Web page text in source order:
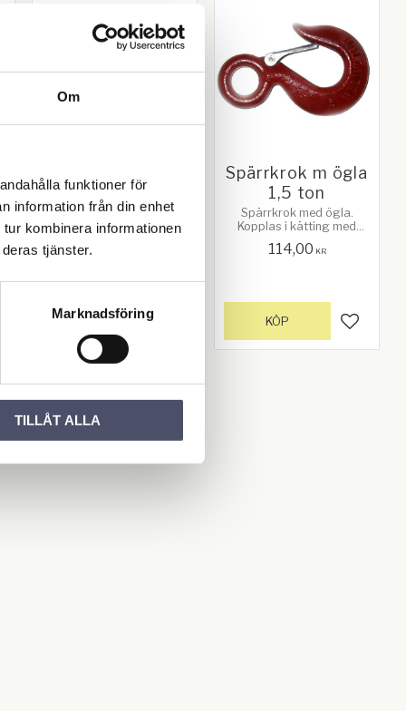
Om
funktioner för
information från din enhet
kombinera informationen
tjänster.
Marknadsföring
TILLÅT ALLA
till i favoriter
1 ton
Spärrkrok med ögla.
Kopplas i kätting med
ton. Innerdiameter på
83,00
Lägg till i favoriter
KÖP
Spärrkrok m ögla
1,5 ton
Spärrkrok med ögla.
Kopplas i kätting med
1,5 ton. Innerdiameter på
114,00 KR
Lägg
KÖP